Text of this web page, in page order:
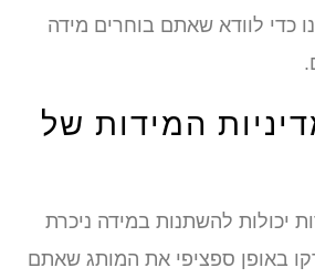
כדי לוודא שאתם בוחרים מידה
המידות של
יכולות להשתנות במידה ניכרת
באופן ספציפי את המותג שאתם